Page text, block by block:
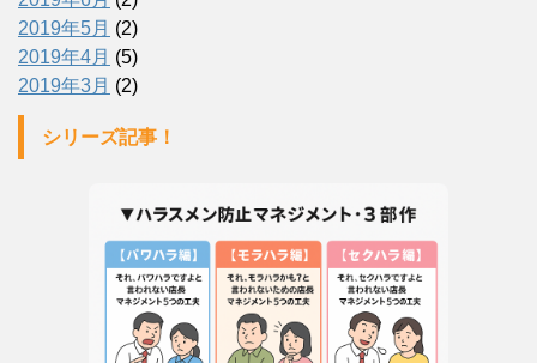
2019年5月 (2)
2019年4月 (5)
2019年3月 (2)
シリーズ記事！